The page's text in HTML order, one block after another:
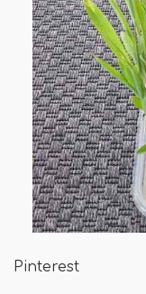
Pinterest